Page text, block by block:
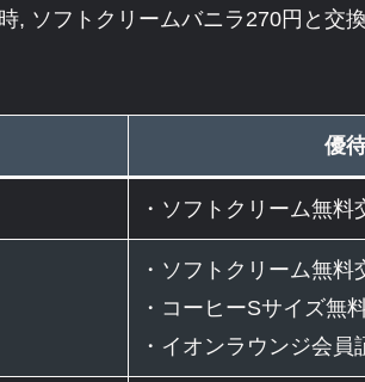
フトクリームバニラ270円と交
優
・ソフトクリーム無料
・ソフトクリーム無料
・コーヒーSサイズ無
・イオンラウンジ会員